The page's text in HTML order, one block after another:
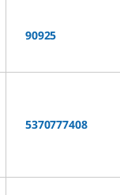
90925
5370777408